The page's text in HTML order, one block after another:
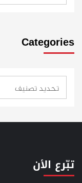
Categories
تبّرع الأن